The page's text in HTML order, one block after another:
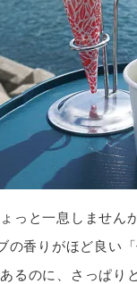
っと一息しません
の香りがほど良い
るのに、さっぱ